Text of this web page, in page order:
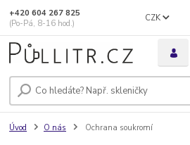
CZK
+420 604 267 825
(Po-Pá, 8-16 hod.)
Úvod O nás Ochrana soukromí